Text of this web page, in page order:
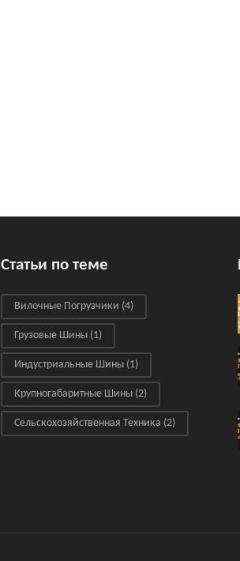
Статьи по теме
Вилочные Погрузчики (4)
Грузовые Шины (1)
Индустриальные Шины (1)
Крупногабаритные Шины (2)
Сельскохозяйственная Техника (2)